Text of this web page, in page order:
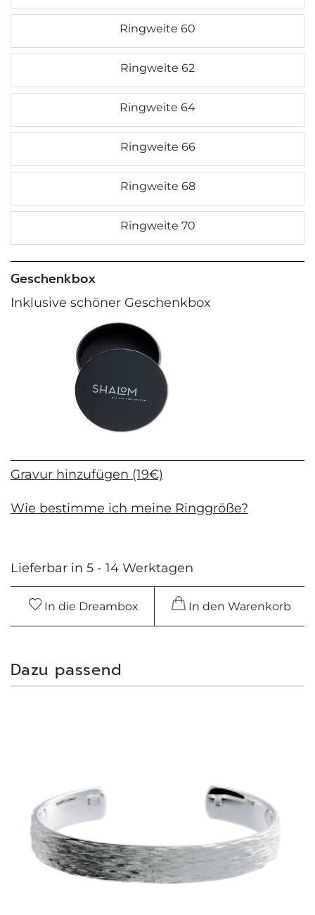
Ringweite 60
Ringweite 62
Ringweite 64
Ringweite 66
Ringweite 68
Ringweite 70
Geschenkbox
Inklusive schöner Geschenkbox
Gravur hinzufügen (19€)
Wie bestimme ich meine Ringgröße?
Lieferbar in 5 - 14 Werktagen
In die Dreambox In den Warenkorb
Dazu passend